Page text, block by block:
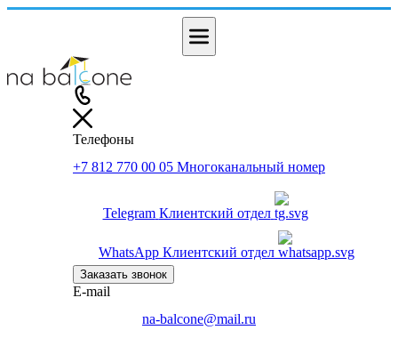
Телефоны
+7 812 770 00 05 Многоканальный номер
Telegram Клиентский отдел
WhatsApp Клиентский отдел
Заказать звонок
E-mail
na-balcone@mail.ru